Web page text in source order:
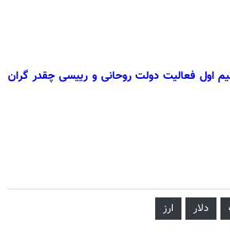
اول فعالیت دولت روحانی و رییسی چقدر گران
دلار ارز